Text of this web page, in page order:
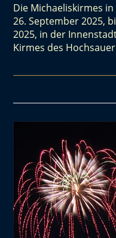
Die Michaeliskirmes
26. September 2025,
2025, in der
Kirmes des